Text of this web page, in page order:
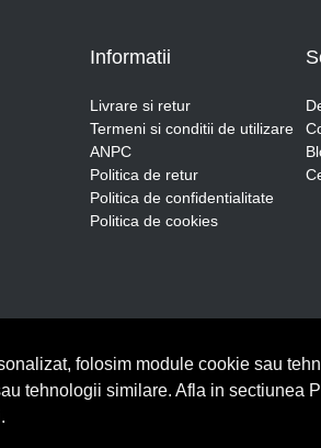
Informatii
Livrare si retur
Termeni si conditii de utilizare
ANPC
Politica de retur
Politica de confidentialitate
Politica de cookies
folosim module cookie sau
tehnologii similare. Afla in sectiunea